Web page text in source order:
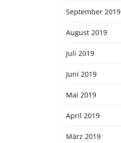
September 2019
August 2019
Juli 2019
Juni 2019
Mai 2019
April 2019
März 2019